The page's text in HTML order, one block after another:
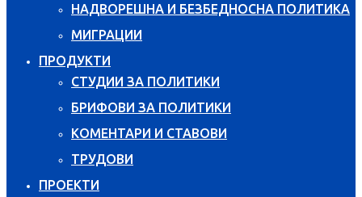
НАДВОРЕШНА И БЕЗБЕДНОСНА ПОЛИТИКА
МИГРАЦИИ
ПРОДУКТИ
СТУДИИ ЗА ПОЛИТИКИ
БРИФОВИ ЗА ПОЛИТИКИ
КОМЕНТАРИ И СТАВОВИ
ТРУДОВИ
ПРОЕКТИ